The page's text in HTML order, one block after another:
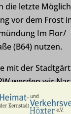
die letzte
vor dem Frost
Im Flor/
(B64) nutzen.
mit der
werden wir
Gesamtzahl von